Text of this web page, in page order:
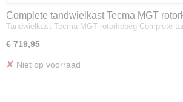
Complete tandwielkast Tecma MGT
Tandwielkast Tecma MGT rotorkopeg Complete
€ 719,95
✘ Niet op voorraad